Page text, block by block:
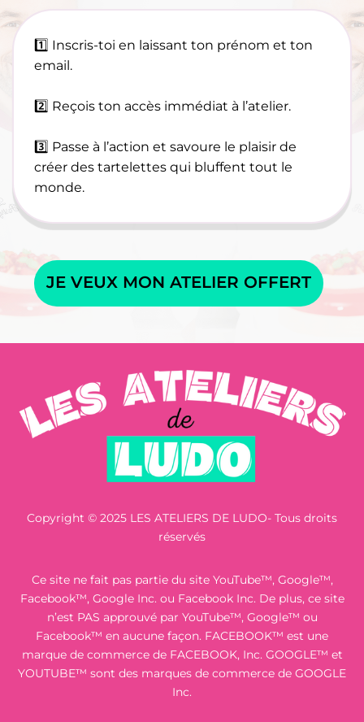
1️⃣ Inscris-toi en laissant ton prénom et ton
email.
2️⃣ Reçois ton accès immédiat à l’atelier.
3️⃣ Passe à l’action et savoure le plaisir de
créer des tartelettes qui bluffent tout le
monde.
JE VEUX MON ATELIER OFFERT
Copyright © 2025 LES ATELIERS DE LUDO- Tous droits
réservés
Ce site ne fait pas partie du site YouTube™, Google™,
Facebook™, Google Inc. ou Facebook Inc. De plus, ce site
n’est PAS approuvé par YouTube™, Google™ ou
Facebook™ en aucune façon. FACEBOOK™ est une
marque de commerce de FACEBOOK, Inc. GOOGLE™ et
YOUTUBE™ sont des marques de commerce de GOOGLE
Inc.